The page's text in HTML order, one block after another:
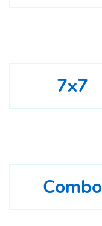
7x7
Combo